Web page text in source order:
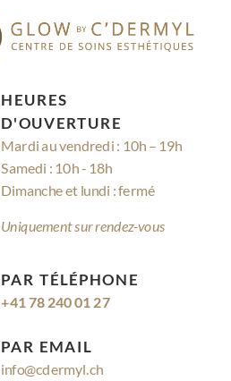
HEURES
D'OUVERTURE
Mardi au vendredi : 10h – 19h
Samedi : 10h - 18h
Dimanche et lundi : fermé
Uniquement sur rendez-vous
PAR TÉLÉPHONE
+41 78 240 01 27
PAR EMAIL
info@cdermyl.ch